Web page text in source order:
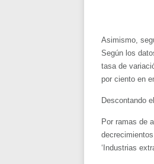
Asimismo,
Según los
tasa de
por ciento en
Descontando
Por ramas de
‘Industrias